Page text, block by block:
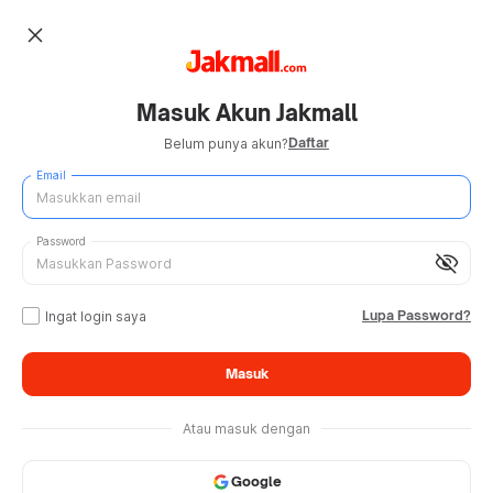
close
Masuk Akun Jakmall
Belum punya akun?Daftar
Email
visibility_off
Password
Ingat login saya Lupa Password?
Masuk
Atau masuk dengan
Google